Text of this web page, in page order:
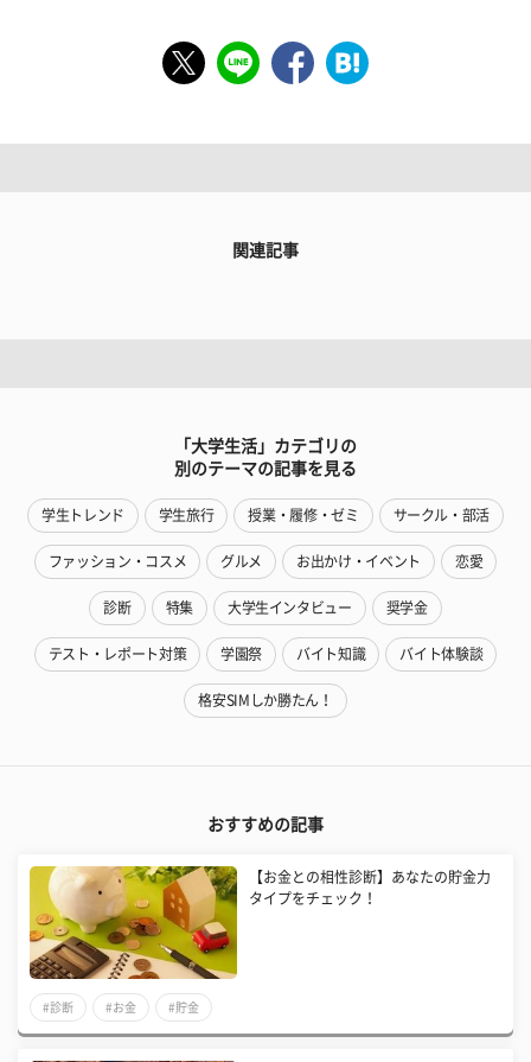
関連記事
「大学生活」カテゴリの
別のテーマの記事を見る
学生トレンド 学生旅行 授業・履修・ゼミ サークル・部活
ファッション・コスメ グルメ お出かけ・イベント 恋愛
診断 特集 大学生インタビュー 奨学金
テスト・レポート対策 学園祭 バイト知識 バイト体験談
格安SIMしか勝たん！
おすすめの記事
【お金との相性診断】あなたの貯金力
タイプをチェック！
#診断 #お金 #貯金